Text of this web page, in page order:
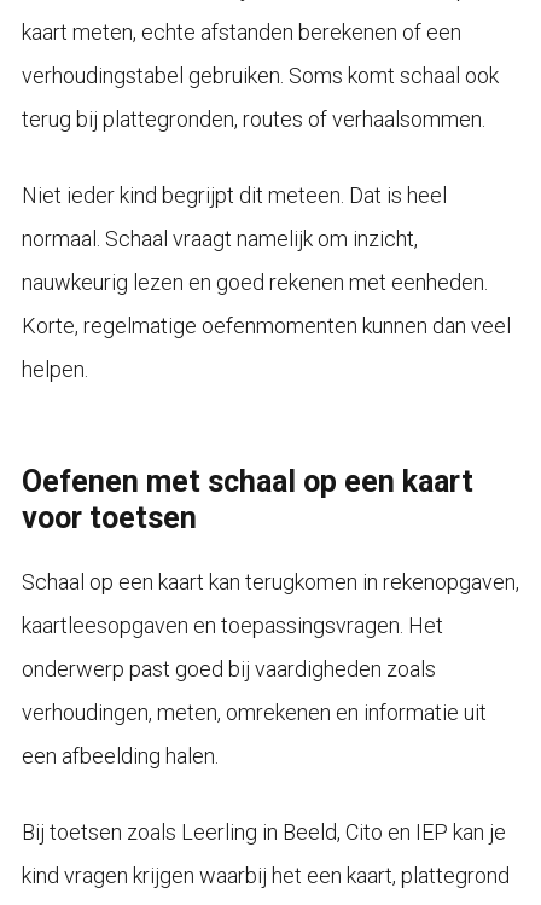
kaart meten, echte afstanden berekenen of een
verhoudingstabel gebruiken. Soms komt schaal ook
terug bij plattegronden, routes of verhaalsommen.
Niet ieder kind begrijpt dit meteen. Dat is heel
normaal. Schaal vraagt namelijk om inzicht,
nauwkeurig lezen en goed rekenen met eenheden.
Korte, regelmatige oefenmomenten kunnen dan veel
helpen.
Oefenen met schaal op een kaart
voor toetsen
Schaal op een kaart kan terugkomen in rekenopgaven,
kaartleesopgaven en toepassingsvragen. Het
onderwerp past goed bij vaardigheden zoals
verhoudingen, meten, omrekenen en informatie uit
een afbeelding halen.
Bij toetsen zoals Leerling in Beeld, Cito en IEP kan je
kind vragen krijgen waarbij het een kaart, plattegrond